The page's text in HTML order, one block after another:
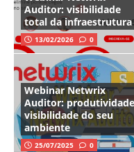
Auditor: visibilidade
total da infraestrutura
13/02/2026 0
Webinar Netwrix
Auditor:
visibilidade do seu
ambiente
25/07/2025 0